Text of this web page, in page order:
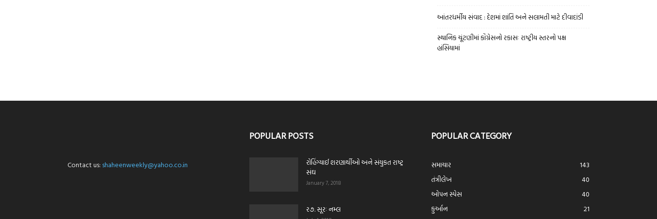
આંતરધર્મીય સંવાદ : દેશમાં શાંતિ અને સલામતી માટે દીવાદાંડી
સ્થાનિક ચૂંટણીમાં કોંગ્રેસનો રકાસઃ રાષ્ટ્રીય સ્તરનો પક્ષ
હાંસિયામાં
Contact us: shaheenweekly@yahoo.co.in
POPULAR POSTS
રોહિંગ્યાઈ શરણાર્થીઓ અને સંયુકત રાષ્ટ્ર
સંઘ
January 7, 2018
ર૭. સૂરઃ નમ્લ
POPULAR CATEGORY
સમાચાર
143
તંત્રીલેખ
40
ઓપન સ્પેસ
40
કુર્આન
21